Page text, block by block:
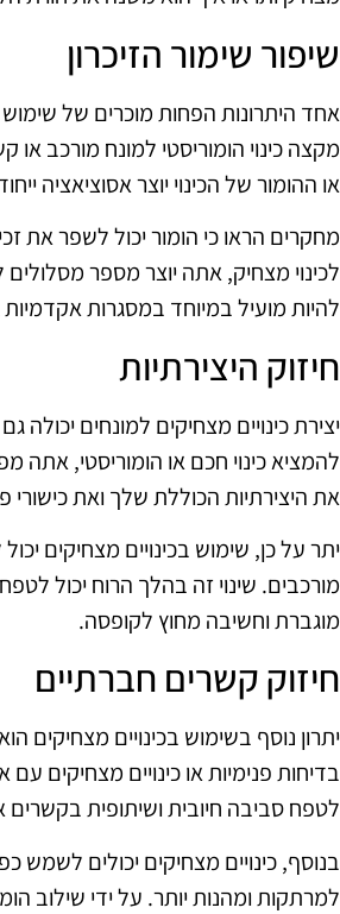
שיפור שימור הזיכרון
אחד היתרונות הפחות מוכרים של שימוש
מקצה כינוי הומוריסטי למונח מורכב
או ההומור של הכינוי יוצר אסוציאציה
מחקרים הראו כי הומור יכול לשפר את
לכינוי מצחיק, אתה יוצר מספר
להיות מועיל במיוחד במסגרות אקדמיות
חיזוק היצירתיות
יצירת כינויים מצחיקים למונחים
להמציא כינוי חכם או הומוריסטי, אתה
את היצירתיות הכוללת שלך ואת כישורי
יתר על כן, שימוש בכינויים מצחיקים
מורכבים. שינוי זה בהלך הרוח יכול
מוגברת וחשיבה מחוץ לקופסה.
חיזוק קשרים חברתיים
יתרון נוסף בשימוש בכינויים
בדיחות פנימיות או כינויים מצחיקים
לטפח סביבה חיובית ושיתופית בקשרים
בנוסף, כינויים מצחיקים יכולים
למרתקות ומהנות יותר. על ידי שילוב